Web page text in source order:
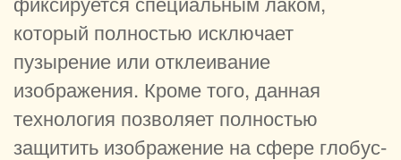
который полностью исключает
пузырение или отклеивание
изображения. Кроме того, данная
технология позволяет полностью
защитить изображение на сфере глобус-